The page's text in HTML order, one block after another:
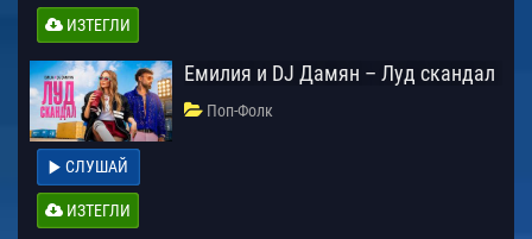
ИЗТЕГЛИ
Емилия и DJ Дамян – Луд скандал
Поп-Фолк
СЛУШАЙ
ИЗТЕГЛИ